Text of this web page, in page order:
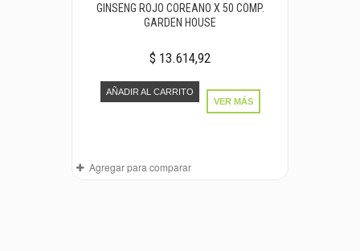
GINSENG ROJO COREANO X 50 COMP.
GARDEN HOUSE
$ 13.614,92
AÑADIR AL CARRITO
VER MÁS
Agregar para comparar